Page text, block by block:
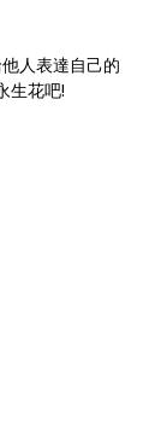
人表達自己的
生花吧!